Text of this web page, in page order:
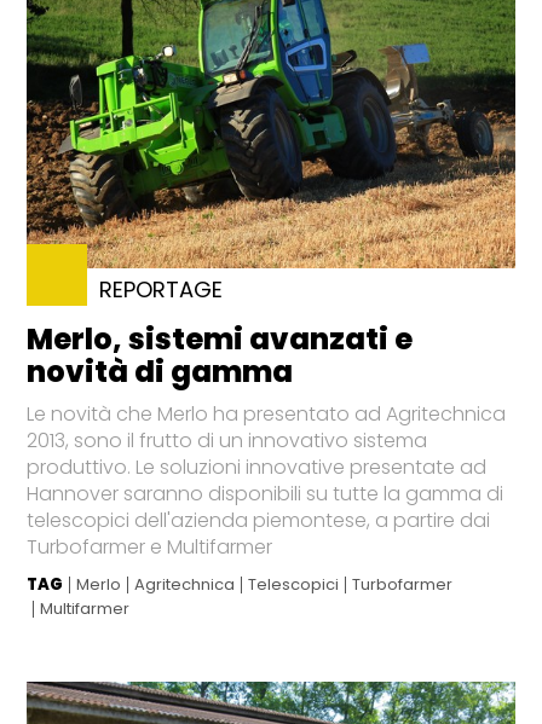
REPORTAGE
Merlo, sistemi avanzati e
novità di gamma
Le novità che Merlo ha presentato ad Agritechnica
2013, sono il frutto di un innovativo sistema
produttivo. Le soluzioni innovative presentate ad
Hannover saranno disponibili su tutte la gamma di
telescopici dell'azienda piemontese, a partire dai
Turbofarmer e Multifarmer
TAG Merlo Agritechnica Telescopici
Turbofarmer
Multifarmer